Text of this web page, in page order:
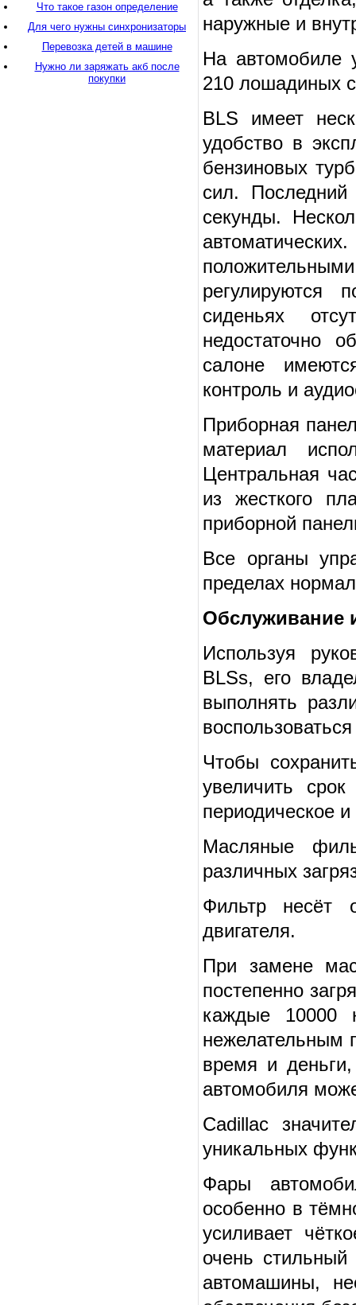
наружные и
На автомобиле
210 лошадиных
BLS имеет
удобство в
бензиновых
сил.
секунды.
регулируются
сиденьях
недостаточно
салоне
контроль и
Приборная
материал
Центральная
из жесткого
приборной
Все органы
пределах
Обслуживание
Используя
BLSs, его
выполнять
Чтобы
увеличить
периодическое
Масляные
различных
Фильтр несёт
двигателя.
При замене
постепенно
каждые 10000
нежелательным
время и
автомобиля
Cadillac
уникальных
Фары
особенно в
усиливает
очень
автомашины,
Что такое газон определение
Для чего нужны синхронизаторы
Перевозка детей в машине
Нужно ли заряжать акб после
покупки